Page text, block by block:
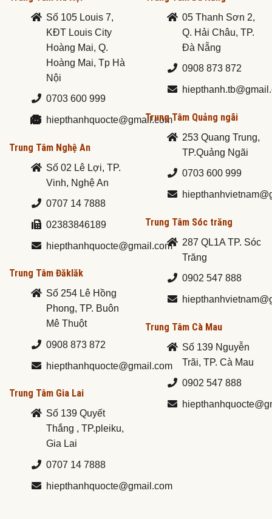
Số 105 Louis 7,
KĐT Louis City
Hoàng Mai, Q.
Hoàng Mai, Tp Hà
Nội
0703 600 999
hiepthanhquocte@gmail.com
Trung Tâm Nghệ An
Số 02 Lê Lợi, TP.
Vinh, Nghệ An
0707 14 7888
02383846189
hiepthanhquocte@gmail.com
Trung Tâm Đăklăk
Số 254 Lê Hồng
Phong, TP. Buôn
Mê Thuột
0908 873 872
hiepthanhquocte@gmail.com
Trung Tâm Gia Lai
Số 139 Quyết
Thắng , TP.pleiku,
Gia Lai
0707 14 7888
hiepthanhquocte@gmail.com
05 Thanh Sơn 2,
Q. Hải Châu, TP.
Đà Nẵng
0908 873 872
Trung Tâm Quảng ngãi
253 Quang Trung,
TP.Quảng Ngãi
0703 600 999
Trung Tâm Sóc trăng
287 QL1A TP. Sóc
Trăng
0902 547 888
Trung Tâm Cà Mau
Số 139 Nguyễn
Trãi, TP. Cà Mau
0902 547 888